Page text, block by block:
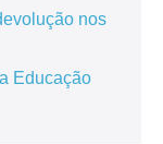
nos
Educação